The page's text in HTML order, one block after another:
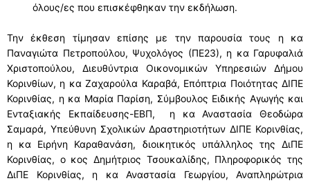
όλους/ες που επισκέφθηκαν την εκδήλωση.
Την έκθεση τίμησαν επίσης με την παρουσία τους η κα
Παναγιώτα Πετροπούλου, Ψυχολόγος (ΠΕ23), η κα Γαρυφαλιά
Χριστοπούλου, Διευθύντρια Οικονομικών Υπηρεσιών Δήμου
Κορινθίων, η κα Ζαχαρούλα Καραβά, Επόπτρια Ποιότητας ΔΙΠΕ
Κορινθίας, η κα Μαρία Παρίση, Σύμβουλος Ειδικής Αγωγής και
Ενταξιακής Εκπαίδευσης-ΕΒΠ, η κα Αναστασία Θεοδώρα
Σαμαρά, Υπεύθυνη Σχολικών Δραστηριοτήτων ΔΙΠΕ Κορινθίας,
η κα Ειρήνη Καραθανάση, διοικητικός υπάλληλος της ΔιΠΕ
Κορινθίας, ο κος Δημήτριος Τσουκαλίδης, Πληροφορικός της
ΔιΠΕ Κορινθίας, η κα Αναστασία Γεωργίου, Αναπληρώτρια